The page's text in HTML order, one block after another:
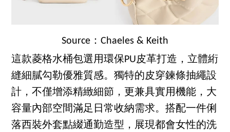
Source：Chaeles & Keith
這款菱格水桶包選用環保PU皮革打造，立體絎
縫細膩勾勒優雅質感。獨特的皮穿鍊條抽繩設
計，不僅增添精緻細節，更兼具實用機能，大
容量內部空間滿足日常收納需求。搭配一件俐
落西裝外套點綴通勤造型，展現都會女性的洗